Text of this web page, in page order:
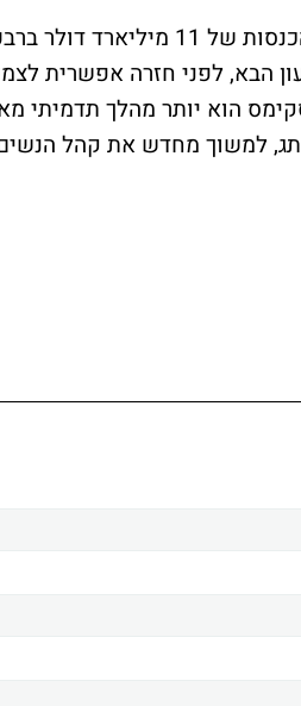
הבא, לפני חזרה אפשרית
הוא יותר מהלך תדמיתי
למשוך מחדש את קהל